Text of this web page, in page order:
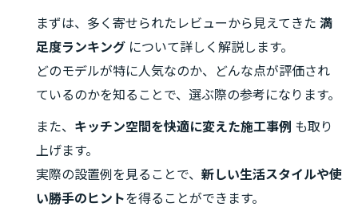
まずは、多く寄せられたレビューから見えてきた 満
足度ランキング について詳しく解説します。
どのモデルが特に人気なのか、どんな点が評価され
ているのかを知ることで、選ぶ際の参考になります。
また、 キッチン空間を快適に変えた施工事例 も取り
上げます。
実際の設置例を見ることで、 新しい生活スタイルや使
い勝手のヒントを得ることができます。